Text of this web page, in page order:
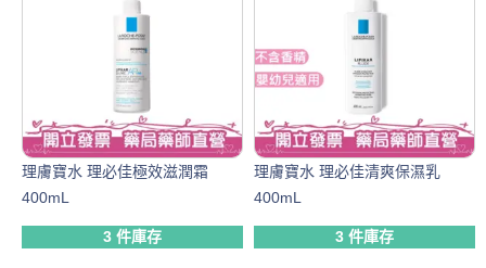
理膚寶水 理必佳極效滋潤霜
400mL
3 件庫存
理膚寶水 理必佳清爽保濕乳
400mL
3 件庫存